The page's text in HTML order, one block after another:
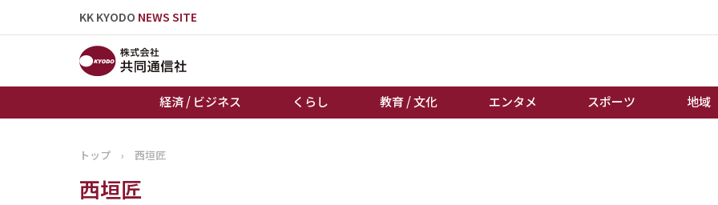
KK KYODO NEWS SITE
経済 / ビジネス くらし 教育 / 文化 エンタメ スポーツ 地域
トップページ
トップ › 西垣匠
西垣匠